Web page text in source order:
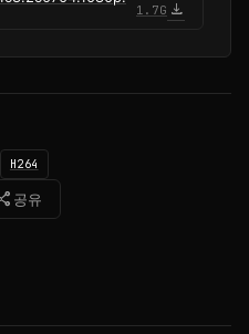
1.7G download
H264
공유